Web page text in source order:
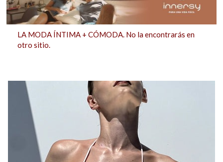
LA MODA ÍNTIMA + CÓMODA. No la encontrarás en
otro sitio.